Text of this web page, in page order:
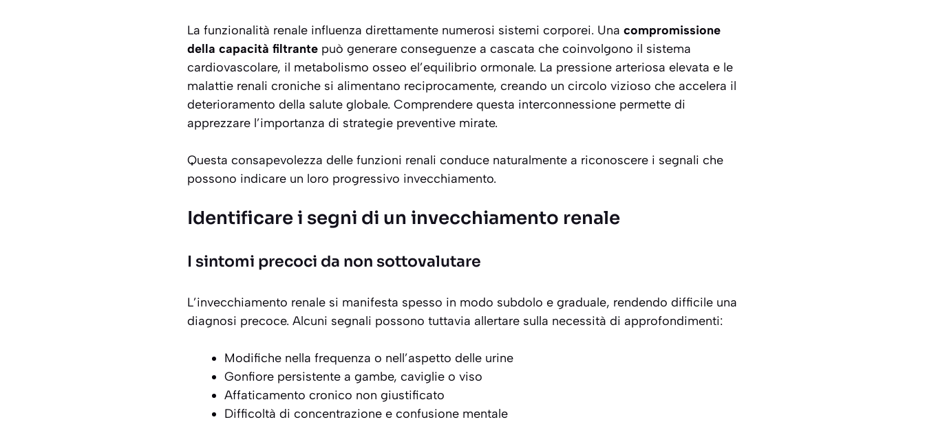
La funzionalità renale influenza direttamente numerosi sistemi corporei. Una compromissione
della capacità filtrante può generare conseguenze a cascata che coinvolgono il sistema
cardiovascolare, il metabolismo osseo el’equilibrio ormonale. La pressione arteriosa elevata e le
malattie renali croniche si alimentano reciprocamente, creando un circolo vizioso che accelera il
deterioramento della salute globale. Comprendere questa interconnessione permette di
apprezzare l’importanza di strategie preventive mirate.
Questa consapevolezza delle funzioni renali conduce naturalmente a riconoscere i segnali che
possono indicare un loro progressivo invecchiamento.
Identificare i segni di un invecchiamento renale
I sintomi precoci da non sottovalutare
L’invecchiamento renale si manifesta spesso in modo subdolo e graduale, rendendo difficile una
diagnosi precoce. Alcuni segnali possono tuttavia allertare sulla necessità di approfondimenti:
Modifiche nella frequenza o nell’aspetto delle urine
Gonfiore persistente a gambe, caviglie o viso
Affaticamento cronico non giustificato
Difficoltà di concentrazione e confusione mentale